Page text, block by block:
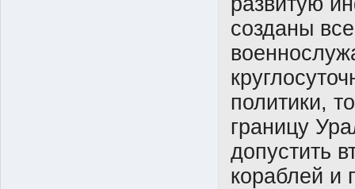
созданы
политики,
границу
допустить
кораблей и